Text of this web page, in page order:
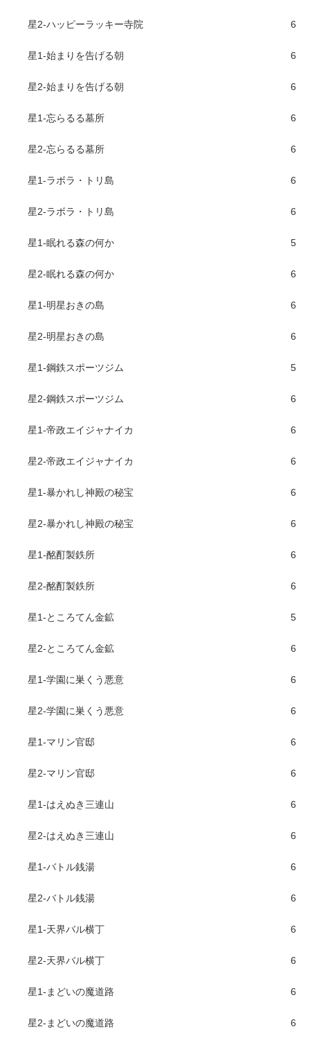
星2-ハッピーラッキー寺院 6
星1-始まりを告げる朝 6
星2-始まりを告げる朝 6
星1-忘らるる墓所 6
星2-忘らるる墓所 6
星1-ラボラ・トリ島 6
星2-ラボラ・トリ島 6
星1-眠れる森の何か 5
星2-眠れる森の何か 6
星1-明星おきの島 6
星2-明星おきの島 6
星1-鋼鉄スポーツジム 5
星2-鋼鉄スポーツジム 6
星1-帝政エイジャナイカ 6
星2-帝政エイジャナイカ 6
星1-暴かれし神殿の秘宝 6
星2-暴かれし神殿の秘宝 6
星1-酩酊製鉄所 6
星2-酩酊製鉄所 6
星1-ところてん金鉱 5
星2-ところてん金鉱 6
星1-学園に巣くう悪意 6
星2-学園に巣くう悪意 6
星1-マリン官邸 6
星2-マリン官邸 6
星1-はえぬき三連山 6
星2-はえぬき三連山 6
星1-バトル銭湯 6
星2-バトル銭湯 6
星1-天界バル横丁 6
星2-天界バル横丁 6
星1-まどいの魔道路 6
星2-まどいの魔道路 6